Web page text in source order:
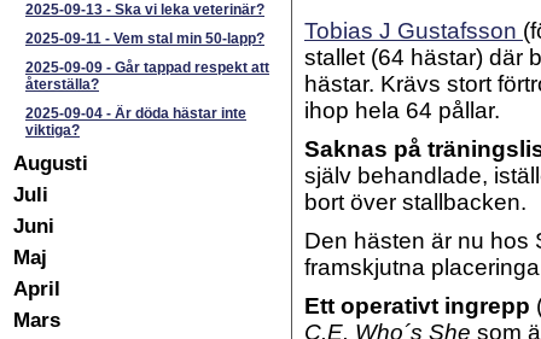
2025-09-13 - Ska vi leka veterinär?
2025-09-11 - Vem stal min 50-lapp?
2025-09-09 - Går tappad respekt att
återställa?
2025-09-04 - Är döda hästar inte
viktiga?
Augusti
Juli
Juni
Maj
April
Mars
Tobias J Gustafsson
stallet (64 hästar) där
hästar. Krävs stort
ihop hela 64 pållar.
Saknas på
själv behandlade,
bort över stallbacken.
Den hästen är nu hos
framskjutna
Ett operativt ingrepp
C.E. Who´s She som